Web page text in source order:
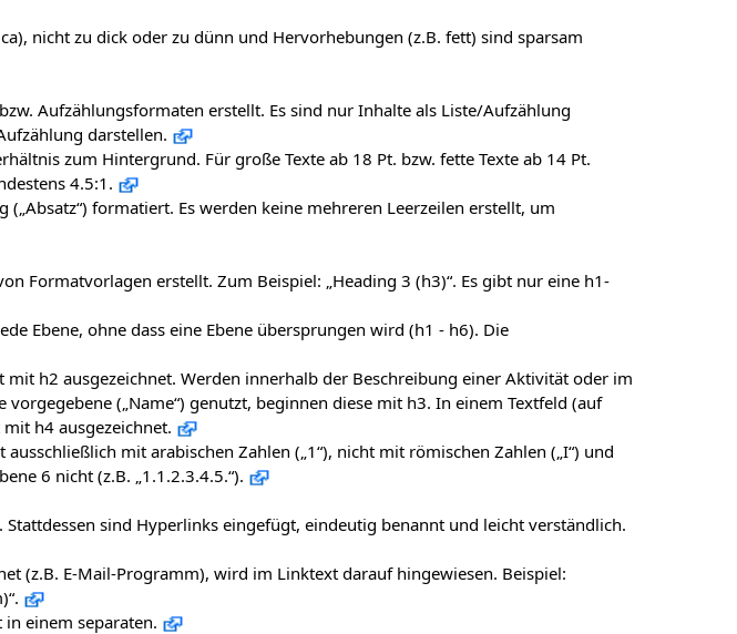
nicht zu dick oder zu dünn und Hervorhebungen (z.B. fett) sind sparsam
Aufzählungsformaten erstellt. Es sind nur Inhalte als Liste/Aufzählung
darstellen.
zum Hintergrund. Für große Texte ab 18 Pt. bzw. fette Texte ab 14 Pt.
4.5:1.
formatiert. Es werden keine mehreren Leerzeilen erstellt, um
Formatvorlagen erstellt. Zum Beispiel: „Heading 3 (h3)“. Es gibt nur eine h1-
Ebene, ohne dass eine Ebene übersprungen wird (h1 - h6). Die
mit h2 ausgezeichnet. Werden innerhalb der Beschreibung einer Aktivität oder im
(„Name“) genutzt, beginnen diese mit h3. In einem Textfeld (auf
h4 ausgezeichnet.
mit arabischen Zahlen („1“), nicht mit römischen Zahlen („I“) und
6 nicht (z.B. „1.1.2.3.4.5.“).
sind Hyperlinks eingefügt, eindeutig benannt und leicht verständlich.
(z.B. E-Mail-Programm), wird im Linktext darauf hingewiesen. Beispiel:
einem separaten.